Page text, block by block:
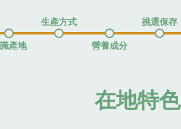
產地
生產方式
營養成分
挑選保存
在地特色